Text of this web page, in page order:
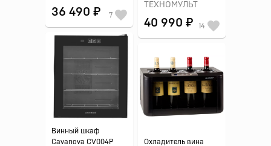
36 490 ₽ 7
ТЕХНОМУЛЬТ
40 990 ₽ 14
Винный шкаф
Cavanova CV004P
Охладитель вина